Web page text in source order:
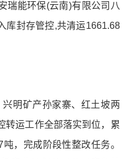
瑞能环保(云南)有限公司八
库封存管控,共清运1661.68
明矿产孙家寨、红土坡两
转运工作全部落实到位，累
，完成阶段性整改任务。